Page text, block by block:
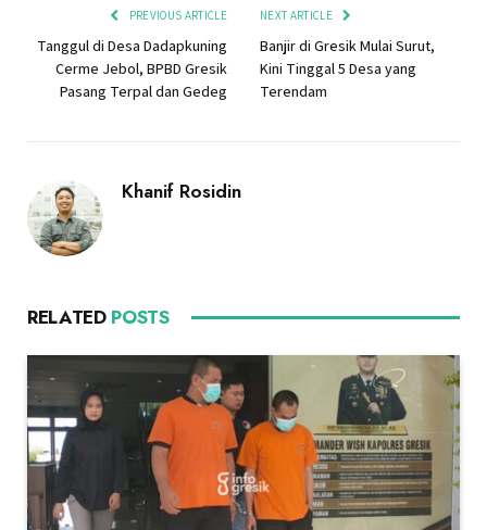
PREVIOUS ARTICLE
Tanggul di Desa Dadapkuning
Cerme Jebol, BPBD Gresik
Pasang Terpal dan Gedeg
NEXT ARTICLE
Banjir di Gresik Mulai Surut,
Kini Tinggal 5 Desa yang
Terendam
Khanif Rosidin
RELATED POSTS